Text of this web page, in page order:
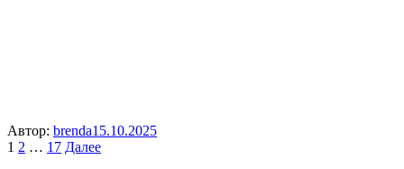
Автор: brenda15.10.2025
Пагинация
1 2 … 17 Далее